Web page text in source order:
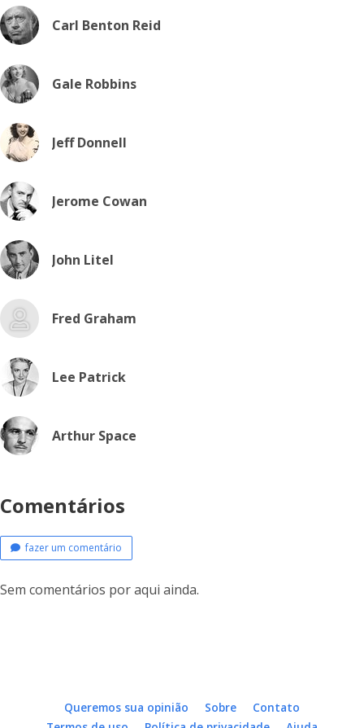
Carl Benton Reid
Gale Robbins
Jeff Donnell
Jerome Cowan
John Litel
Fred Graham
Lee Patrick
Arthur Space
Comentários
fazer um comentário
Sem comentários por aqui ainda.
Queremos sua opinião Sobre
Contato